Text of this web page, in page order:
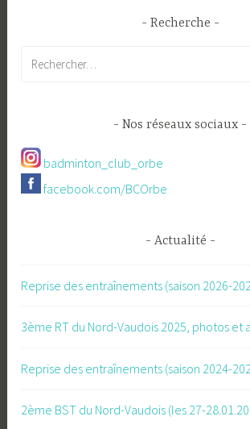
Recherche
Nos réseaux sociaux
badminton_club_orbe
facebook.com/BCOrbe
Actualité
Reprise des entraînements (saison 2026-
3ème RT du Nord-Vaudois 2025, photos et
Reprise des entraînements (saison 2024-
2ème BST du Nord-Vaudois (les 27-